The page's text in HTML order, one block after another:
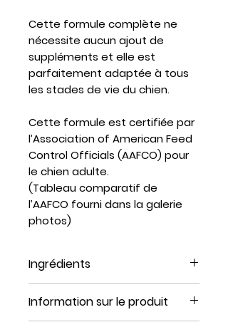
Cette formule complète ne
nécessite aucun ajout de
suppléments et elle est
parfaitement adaptée à tous
les stades de vie du chien.
Cette formule est certifiée par
l’Association of American Feed
Control Officials (AAFCO) pour
le chien adulte.
(Tableau comparatif de
l’AAFCO fourni dans la galerie
photos)
Ingrédients
Viande trim boeuf , os de porc
broyé finement , foie de bœuf,
Information sur le produit